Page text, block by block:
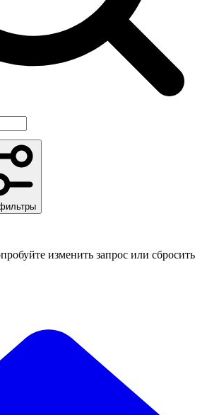
изменить запрос или сбросить